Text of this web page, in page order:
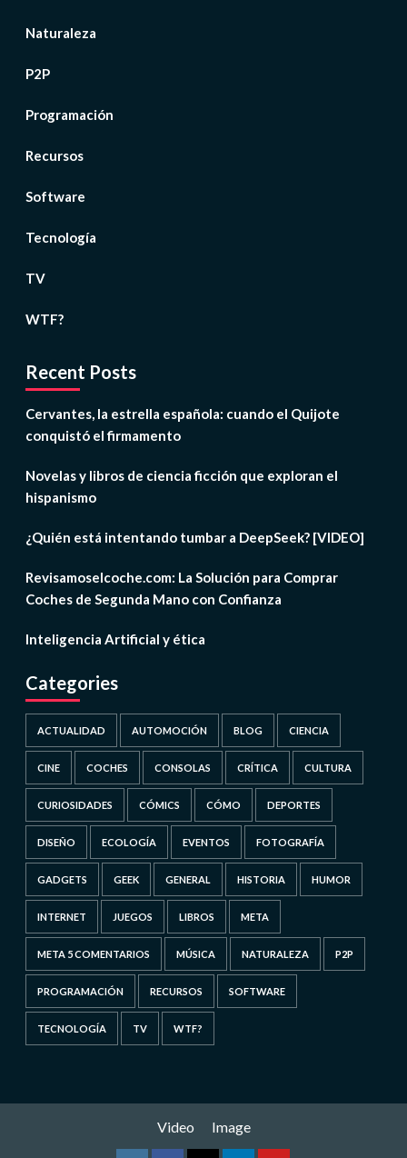
Naturaleza
P2P
Programación
Recursos
Software
Tecnología
TV
WTF?
Recent Posts
Cervantes, la estrella española: cuando el Quijote
conquistó el firmamento
Novelas y libros de ciencia ficción que exploran el
hispanismo
¿Quién está intentando tumbar a DeepSeek? [VIDEO]
Revisamoselcoche.com: La Solución para Comprar
Coches de Segunda Mano con Confianza
Inteligencia Artificial y ética
Categories
ACTUALIDAD AUTOMOCIÓN BLOG CIENCIA
CINE COCHES CONSOLAS CRÍTICA CULTURA
CURIOSIDADES CÓMICS CÓMO DEPORTES
DISEÑO ECOLOGÍA EVENTOS FOTOGRAFÍA
GADGETS GEEK GENERAL HISTORIA HUMOR
INTERNET JUEGOS LIBROS META
META 5 COMENTARIOS MÚSICA NATURALEZA P2P
PROGRAMACIÓN RECURSOS SOFTWARE
TECNOLOGÍA TV WTF?
Video Image